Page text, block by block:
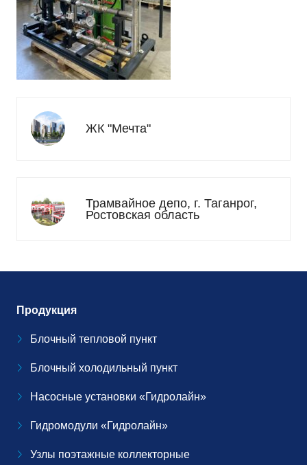
ЖК "Мечта"
Трамвайное депо, г. Таганрог,
Ростовская область
Продукция
Блочный тепловой пункт
Блочный холодильный пункт
Насосные установки «Гидролайн»
Гидромодули «Гидролайн»
Узлы поэтажные коллекторные